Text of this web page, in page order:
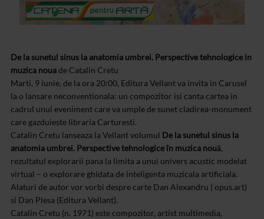
De la sunetul sinus la anatomia umbrei. Perspective tehnologice in
muzica nouade Catalin Cretu
Marti, 9 iunie, de la ora 20:00, Editura Vellant va invita in Carusel
la o lansare neconventionala: un compozitor isi canta cartea in
cadrul unui eveniment care va umple de sunet cladirea-monument
care gazduieste libraria Carturesti.
Catalin Cretu lanseaza la Vellant volumul De la sunetul sinus la
anatomia umbrei. Perspective tehnologice în muzica nouă,
rezultatul explorarii pana la limita a unui univers acustic modelat
virtual – o explorare ghidata de inteligenta muzicala artificiala.
Alaturi de autor vor vorbi despre carte Dan Alexandru ( opus.art)
si Dan Plesa (Editura Vellant).
Catalin Cretu (n. 1971) este compozitor, artist multimedia,